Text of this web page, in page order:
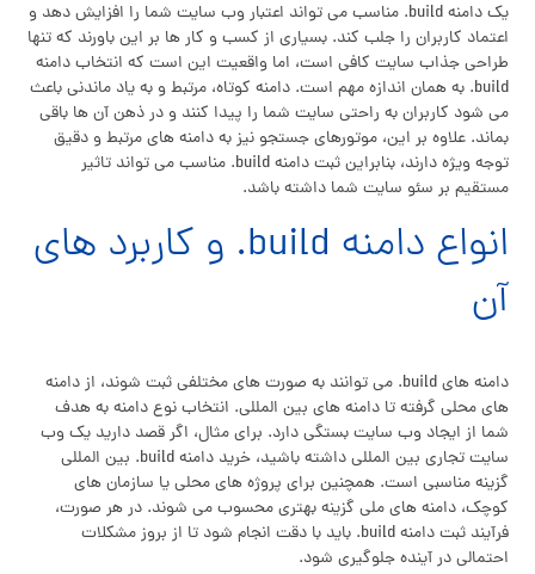
یک دامنه build. مناسب می تواند اعتبار وب سایت شما را افزایش دهد و
اعتماد کاربران را جلب کند. بسیاری از کسب و کار ها بر این باورند که تنها
طراحی جذاب سایت کافی است، اما واقعیت این است که انتخاب دامنه
build. به همان اندازه مهم است. دامنه کوتاه، مرتبط و به یاد ماندنی باعث
می شود کاربران به راحتی سایت شما را پیدا کنند و در ذهن آن ها باقی
بماند. علاوه بر این، موتورهای جستجو نیز به دامنه های مرتبط و دقیق
توجه ویژه دارند، بنابراین ثبت دامنه build. مناسب می تواند تاثیر
مستقیم بر سئو سایت شما داشته باشد.
انواع دامنه build. و کاربرد های
آن
دامنه های build. می توانند به صورت های مختلفی ثبت شوند، از دامنه
های محلی گرفته تا دامنه های بین المللی. انتخاب نوع دامنه به هدف
شما از ایجاد وب سایت بستگی دارد. برای مثال، اگر قصد دارید یک وب
سایت تجاری بین المللی داشته باشید، خرید دامنه build. بین المللی
گزینه مناسبی است. همچنین برای پروژه های محلی یا سازمان های
کوچک، دامنه های ملی گزینه بهتری محسوب می شوند. در هر صورت،
فرآیند ثبت دامنه build. باید با دقت انجام شود تا از بروز مشکلات
احتمالی در آینده جلوگیری شود.